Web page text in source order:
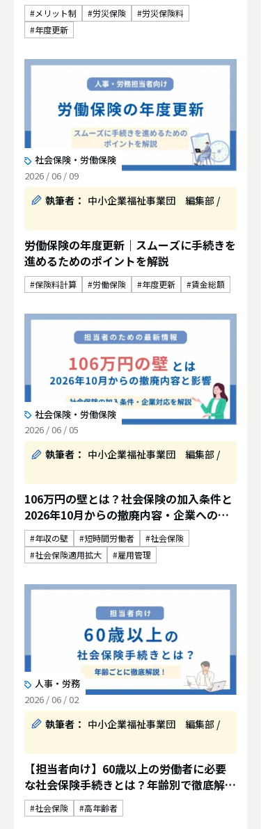
メリット制 労災保険
労災保険料
年度更新
社会保険・労働保険
2026 / 06 / 09
執筆者： 中小企業福祉事業団 編集部 /
労働保険の年度更新｜スムーズに手続きを
進めるためのポイントを解説
保険料計算 労働保険 年度更新 賃金総額
社会保険・労働保険
2026 / 06 / 05
執筆者： 中小企業福祉事業団 編集部 /
106万円の壁とは？社会保険の加入条件と
2026年10月からの撤廃内容・企業への影
響を解説
年収の壁 短時間労働者
社会保険
社会保険適用拡大
雇用管理
人事・労務
2026 / 06 / 02
執筆者： 中小企業福祉事業団 編集部 /
【担当者向け】60歳以上の労働者に必要
な社会保険手続きとは？年齢別で徹底解
説！社会保険 高年齢者